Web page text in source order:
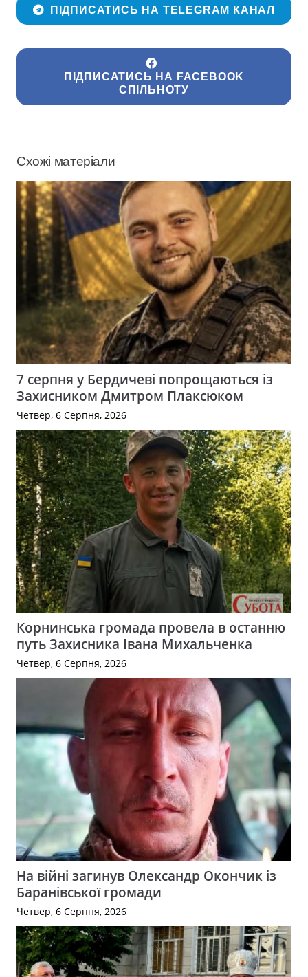
ПІДПИСАТИСЬ НА TELEGRAM КАНАЛ
ПІДПИСАТИСЬ НА FACEBOOK
СПІЛЬНОТУ
Схожі матеріали
7 серпня у Бердичеві попрощаються із
Захисником Дмитром Плаксюком
Четвер, 6 Серпня, 2026
Корнинська громада провела в останню
путь Захисника Івана Михальченка
Четвер, 6 Серпня, 2026
На війні загинув Олександр Окончик із
Баранівської громади
Четвер, 6 Серпня, 2026